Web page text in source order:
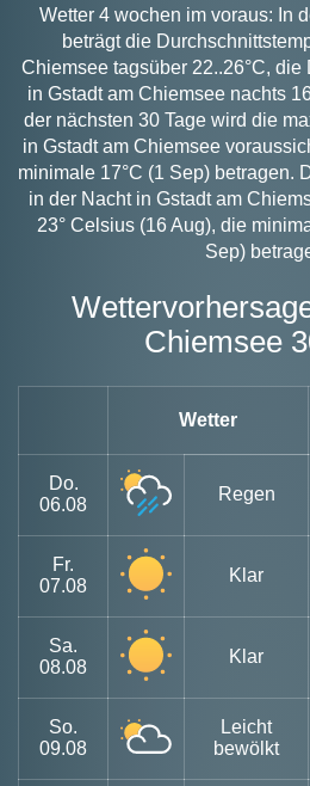
Wetter 4 wochen im voraus: In
beträgt die
Chiemsee tagsüber 22..26°C,
in Gstadt am Chiemsee nachts
der nächsten 30 Tage wird die
in Gstadt am Chiemsee
minimale 17°C (1 Sep) betragen.
in der Nacht in Gstadt am
23° Celsius (16 Aug), die
Sep)
Wettervorhersage Gstadt am
Chiemsee
Wetter
Do.
06.08
Regen
Fr.
07.08
Klar
Sa.
08.08
Klar
So.
09.08
Leicht
bewölkt